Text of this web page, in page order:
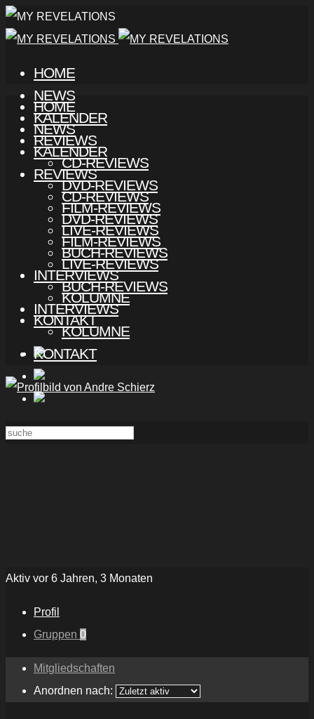
HOME
NEWS
KALENDER
REVIEWS
CD-REVIEWS
DVD-REVIEWS
FILM-REVIEWS
LIVE-REVIEWS
BUCH-REVIEWS
INTERVIEWS
KOLUMNE
KONTAKT
HOME
NEWS
KALENDER
REVIEWS
CD-REVIEWS
DVD-REVIEWS
FILM-REVIEWS
LIVE-REVIEWS
BUCH-REVIEWS
INTERVIEWS
KOLUMNE
KONTAKT
Aktiv vor 6 Jahren, 3 Monaten
Profil
Gruppen 0
Mitgliedschaften
Anordnen nach: